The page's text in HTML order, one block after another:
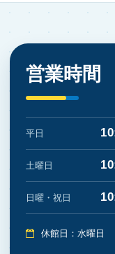
営業時間
平日
土曜日
日曜・祝日
休館日：水曜日